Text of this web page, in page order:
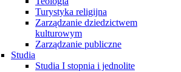
Turystyka religijna
Zarządzanie dziedzictwem
kulturowym
Zarządzanie publiczne
Studia
Studia I stopnia i jednolite